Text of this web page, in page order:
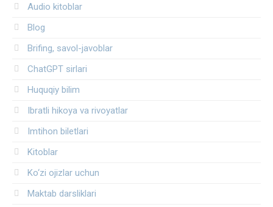
Audio kitoblar
Blog
Brifing, savol-javoblar
ChatGPT sirlari
Huquqiy bilim
Ibratli hikoya va rivoyatlar
Imtihon biletlari
Kitoblar
Ko‘zi ojizlar uchun
Maktab darsliklari